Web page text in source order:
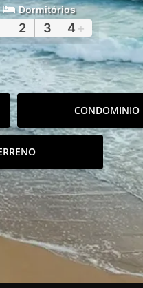
Dormitórios
2 3 4 +
CONDOMINIO